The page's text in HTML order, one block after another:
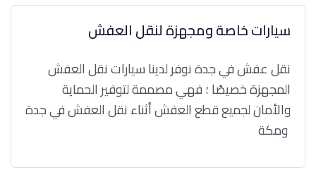
سيارات خاصة ومجهزة لنقل العفش
نقل عفش في جدة نوفر لدينا سيارات نقل العفش
المجهزة خصيصًا ؛ فهي مصممة لتوفير الحماية
والأمان لجميع قطع العفش أثناء نقل العفش في جدة